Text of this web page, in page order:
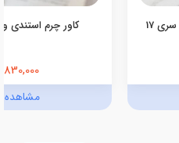
کاور چرم استندی
830,000 تومان
مشاهده